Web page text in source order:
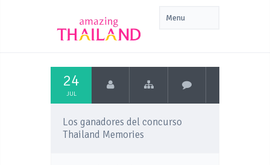
24
JUL
Los ganadores del concurso
Thailand Memories